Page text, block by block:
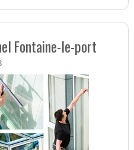
Fontaine-le-port